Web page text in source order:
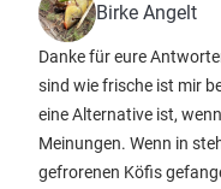
Birke Angelt
Danke für eure
sind wie frische ist mir
eine Alternative ist,
Meinungen. Wenn in
gefrorenen Köfis